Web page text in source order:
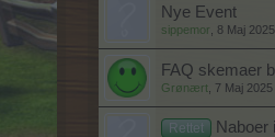
Nye Event
sippemor 8 Maj 2025
FAQ skemaer
Grønært 7 Maj 2025
Rettet Naboer